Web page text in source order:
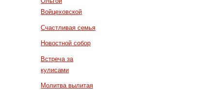
Войцеховской
Счастливая семья
Новостной собор
Встреча за
кулисами
Молитва вылитая